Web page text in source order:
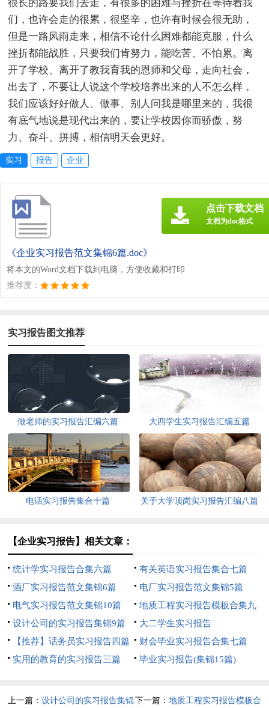
很长的路要我们去走，有很多的困难与挫折在等待着我
们，也许会走的很累，很坚辛，也许有时候会很无助，
但是一路风雨走来，相信不论什么困难都能克服，什么
挫折都能战胜，只要我们肯努力，能吃苦、不怕累。离
开了学校、离开了教我育我的恩师和父母，走向社会，
出去了，不要让人说这个学校培养出来的人不怎么样，
我们应该好好做人、做事、别人问我是哪里来的，我很
有底气地说是现代出来的，要让学校因你而骄傲，努
力、奋斗、拼搏，相信明天会更好。
实习 报告 企业
《企业实习报告范文集锦6篇.doc》
将本文的Word文档下载到电脑，方便收藏和打印
推荐度：
点击下载文档
文档为doc格式
实习报告图文推荐
做老师的实习报告汇编六篇 大四学生实习报告汇编五篇
电话实习报告集合十篇 关于大学顶岗实习报告汇编八篇
【企业实习报告】相关文章：
统计学实习报告合集六篇
有关英语实习报告集合七篇
酒厂实习报告范文集锦6篇
电厂实习报告范文集锦5篇
电气实习报告范文集锦10篇
地质工程实习报告模板合集九
篇
设计公司的实习报告集锦9篇
大二学生实习报告
【推荐】话务员实习报告四篇
财会毕业实习报告合集七篇
实用的教育的实习报告三篇
毕业实习报告(集锦15篇)
上一篇：设计公司的实习报告集锦下一篇： 地质工程实习报告模板合